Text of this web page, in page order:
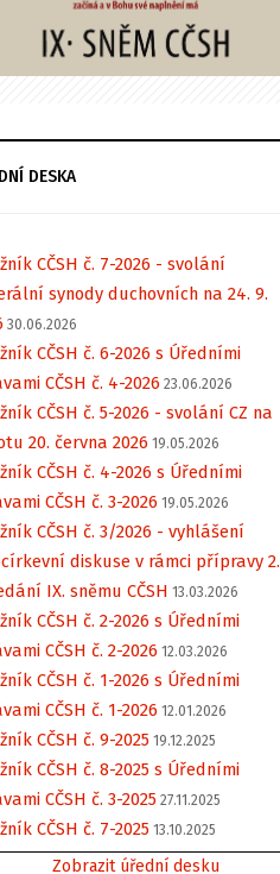
DESKA
CČSH č. 7-2026 - svolání
synody duchovních na 24. 9.
30.06.2026
CČSH č. 6-2026 s Úředními
CČSH č. 4-2026 23.06.2026
CČSH č. 5-2026 - svolání CZ na
20. června 2026 19.05.2026
CČSH č. 4-2026 s Úředními
CČSH č. 3-2026 19.05.2026
CČSH č. 3/2026 - vyhlášení
diskuse v rámci přípravy 2.
IX. sněmu CČSH 13.03.2026
CČSH č. 2-2026 s Úředními
CČSH č. 2-2026 12.03.2026
CČSH č. 1-2026 s Úředními
CČSH č. 1-2026 12.01.2026
CČSH č. 9-2025 19.12.2025
CČSH č. 8-2025 s Úředními
CČSH č. 3-2025 27.11.2025
CČSH č. 7-2025 13.10.2025
Zobrazit úřední desku